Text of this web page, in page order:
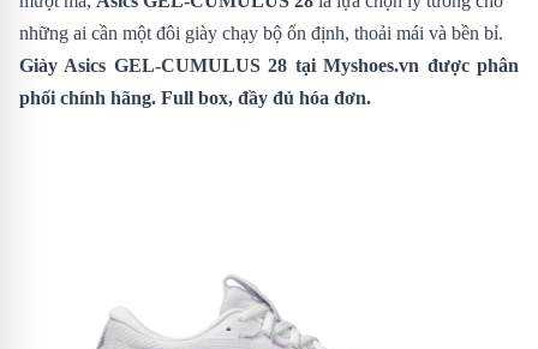
những ai cần một đôi giày chạy bộ ổn định, thoải mái và bền bỉ.
Giày Asics GEL-CUMULUS 28 tại Myshoes.vn được phân
phối chính hãng. Full box, đầy đủ hóa đơn.